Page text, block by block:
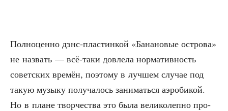
Пол­но­цен­но дэнс-пла­стин­кой «Бана­но­вые ост­ро­ва»
не назвать — всё-таки довле­ла нор­ма­тив­ность
совет­ских вре­мён, поэто­му в луч­шем слу­чае под
такую музы­ку полу­ча­лось зани­мать­ся аэро­би­кой.
Но в плане твор­че­ства это была вели­ко­леп­но про­